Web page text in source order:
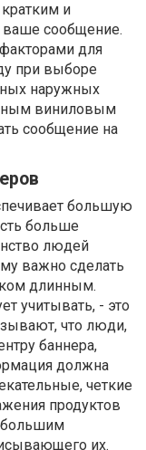
и
сообщение.
для
при выборе
наружных
виниловым
сообщение на
большую
больше
людей
важно сделать
длинным.
учитывать, - это
что люди,
баннера,
должна
четкие
продуктов
их.